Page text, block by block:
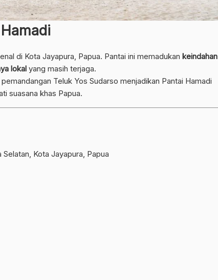
di Kota Jayapura, Papua. Pantai ini memadukan keindahan
lokal yang masih terjaga.
Teluk Yos Sudarso menjadikan Pantai Hamadi
suasana khas Papua.
Kota Jayapura, Papua